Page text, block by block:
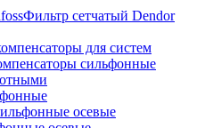
Фильтр сетчатый Dendor
для систем
сильфонные
осевые